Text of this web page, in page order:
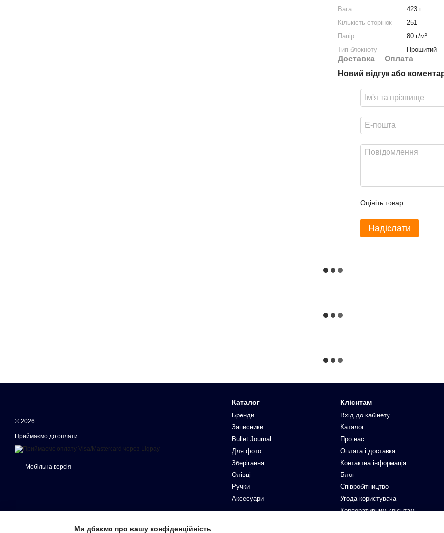
Вага
423 г
Кількість сторінок
251
Папір
80 г/м²
Тип блокноту
Прошитий
Доставка
Оплата
Новий відгук або
Оцініть товар
Надіслати
© 2026
Приймаємо до оплати
Мобільна версія
Каталог
Бренди
Записники
Bullet Journal
Для фото
Зберігання
Олівці
Ручки
Аксесуари
Клієнтам
Вхід до кабінету
Каталог
Про нас
Оплата і доставка
Контактна інформація
Блог
Співробітництво
Угода користувача
Корпоративним клієнтам
Ми дбаємо про вашу конфіденційність